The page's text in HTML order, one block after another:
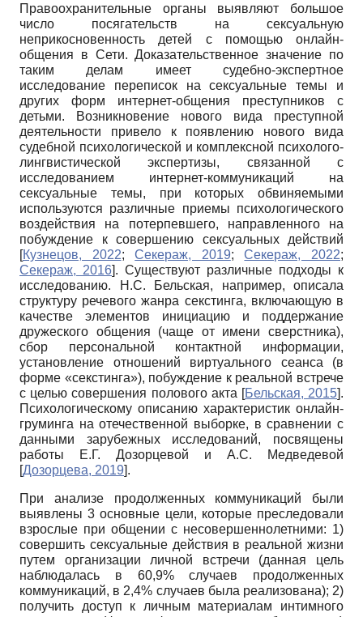
Правоохранительные органы выявляют большое
число посягательств на сексуальную
неприкосновенность детей с помощью онлайн-
общения в Сети. Доказательственное значение по
таким делам имеет судебно-экспертное
исследование переписок на сексуальные темы и
других форм интернет-общения преступников с
детьми. Возникновение нового вида преступной
деятельности привело к появлению нового вида
судебной психологической и комплексной психолого-
лингвистической экспертизы, связанной с
исследованием интернет-коммуникаций на
сексуальные темы, при которых обвиняемыми
используются различные приемы психологического
воздействия на потерпевшего, направленного на
побуждение к совершению сексуальных действий
[Кузнецов, 2022;Секераж, 2019;Секераж, 2022;
Секераж, 2016]. Существуют различные подходы к
исследованию. Н.С. Бельская, например, описала
структуру речевого жанра секстинга, включающую в
качестве элементов инициацию и поддержание
дружеского общения (чаще от имени сверстника),
сбор персональной контактной информации,
установление отношений виртуального сеанса (в
форме «секстинга»), побуждение к реальной встрече
с целью совершения полового акта [Бельская, 2015].
Психологическому описанию характеристик онлайн-
груминга на отечественной выборке, в сравнении с
данными зарубежных исследований, посвящены
работы Е.Г. Дозорцевой и А.С. Медведевой
[Дозорцева, 2019].
При анализе продолженных коммуникаций были
выявлены 3 основные цели, которые преследовали
взрослые при общении с несовершеннолетними: 1)
совершить сексуальные действия в реальной жизни
путем организации личной встречи (данная цель
наблюдалась в 60,9% случаев продолженных
коммуникаций, в 2,4% случаев была реализована); 2)
получить доступ к личным материалам интимного